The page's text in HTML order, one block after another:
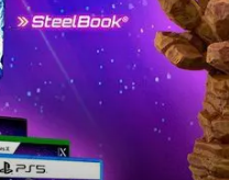
Kolekcjonujemy